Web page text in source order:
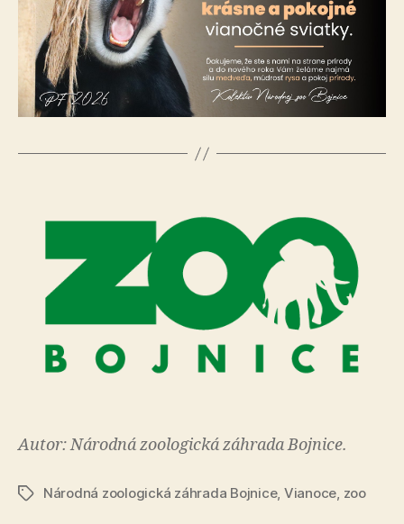
Autor: Národná zoologická záhrada Bojnice.
ZnačkyNárodná zoologická záhrada Bojnice, Vianoce, zoo